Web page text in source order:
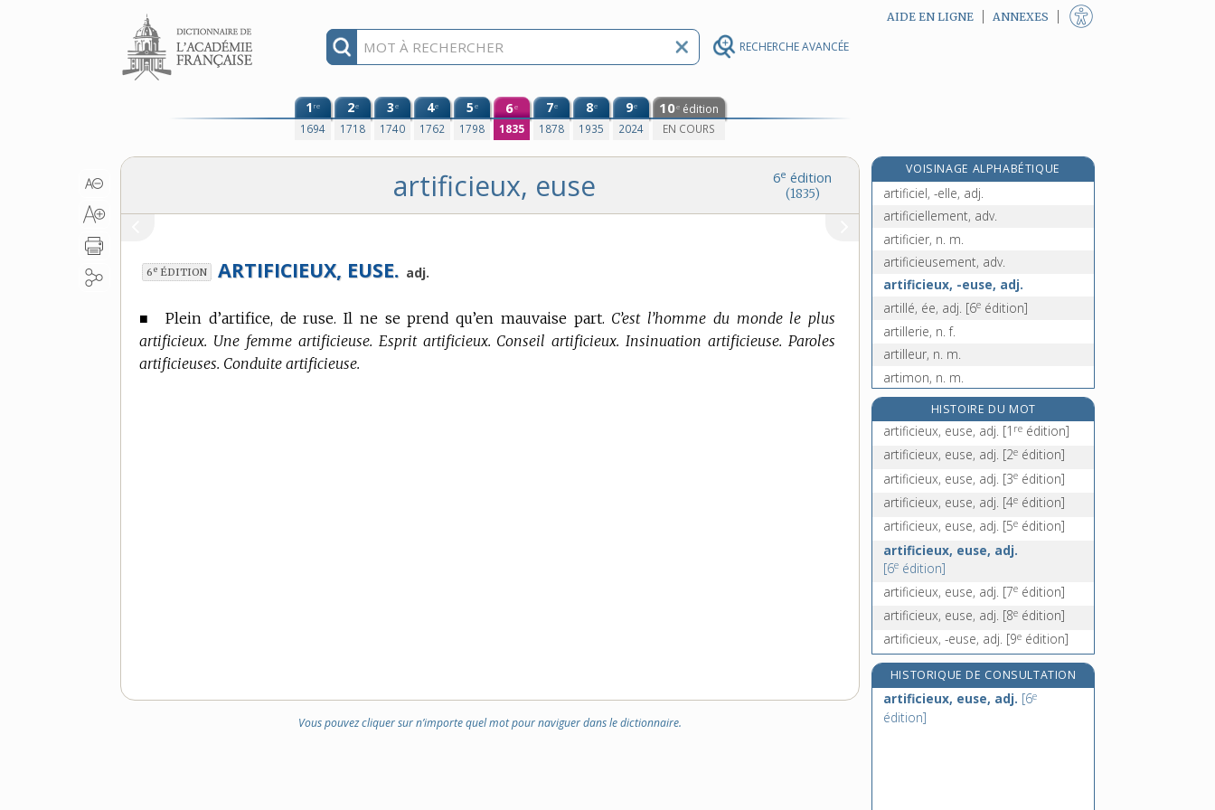
RECHERCHE AVANCÉE
Aller au contenu AIDE EN LIGNE ANNEXES
1re
1694
2e
1718
3e
1740
4e
1762
5e
1798
6e
1835
7e
1878
8e
1935
9e
2024
10e édition
EN COURS
6e édition
(1835)
artificieux, euse
6e ÉDITION ARTIFICIEUX, EUSE. adj.
■Plein d’artifice, de ruse. Il ne se prend qu’en mauvaise part. C’est l’homme du monde le plus
artificieux. Une femme artificieuse. Esprit artificieux. Conseil artificieux. Insinuation artificieuse. Paroles
artificieuses. Conduite artificieuse.
Vous pouvez cliquer sur n’importe quel mot pour naviguer dans le dictionnaire.
VOISINAGE ALPHABÉTIQUE
artifice, n. m.
artificiel, -elle, adj.
artificiellement, adv.
artificier, n. m.
artificieusement, adv.
artificieux, -euse, adj.
artillé, ée, adj. [6e édition]
artillerie, n. f.
artilleur, n. m.
artimon, n. m.
artiodactyles, n. m. pl.
artisan, n. m.
artisanal, -ale, adj.
e édition]
HISTOIRE DU MOT
artificieux, euse, adj. [1 re édition]
artificieux, euse, adj. [2e édition]
artificieux, euse, adj. [3e édition]
artificieux, euse, adj. [4e édition]
artificieux, euse, adj. [5e édition]
artificieux, euse, adj.
[6e édition]
artificieux, euse, adj. [7e édition]
artificieux, euse, adj. [8e édition]
artificieux, -euse, adj. [9e édition]
HISTORIQUE DE CONSULTATION
artificieux, euse, adj. [6e
édition]